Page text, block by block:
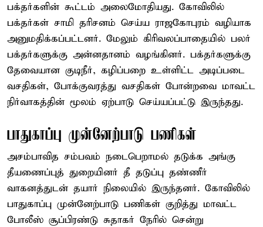
பக்தர்களின் கூட்டம் அலைமோதியது. கோவிலில்
பக்தர்கள் சாமி தரிசனம் செய்ய ராஜகோபுரம் வழியாக
அனுமதிக்கப்பட்டனர். மேலும் கிரிவலப்பாதையில் பலர்
பக்தர்களுக்கு அன்னதானம் வழங்கினர். பக்தர்களுக்கு
தேவையான குடிநீர், கழிப்பறை உள்ளிட்ட அடிப்படை
வசதிகள், போக்குவரத்து வசதிகள் போன்றவை மாவட்ட
நிர்வாகத்தின் மூலம் ஏற்பாடு செய்யப்பட்டு இருந்தது.
பாதுகாப்பு முன்னேற்பாடு பணிகள்
அசம்பாவித சம்பவம் நடைபெறாமல் தடுக்க அங்கு
தீயணைப்புத் துறையினர் தீ தடுப்பு தண்ணீர்
வாகனத்துடன் தயார் நிலையில் இருந்தனர். கோவிலில்
பாதுகாப்பு முன்னேற்பாடு பணிகள் குறித்து மாவட்ட
போலீஸ் சூப்பிரண்டு சுதாகர் நேரில் சென்று